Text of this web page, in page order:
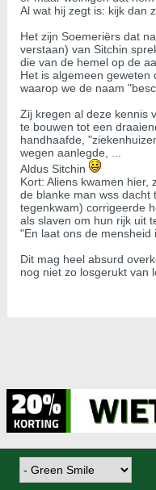
Al wat hij zegt is: kijk dan
Het zijn Soemeriërs dat
verstaan) van Sitchin
die van de hemel op de
Het is algemeen geweten
waarop we de naam
Zij kregen al deze kennis
te bouwen tot een
handhaafde,
wegen aanlegde, ...
Aldus Sitchin
Kort: Aliens kwamen hier,
de blanke man wss dacht
tegenkwam) corrigeerde
als slaven om hun rijk uit
"En laat ons de
Dit mag heel absurd
nog niet zo losgerukt van